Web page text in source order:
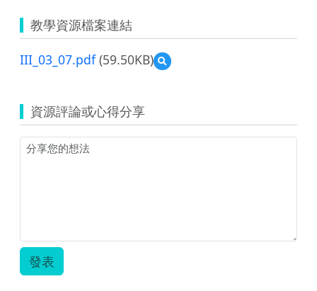
教學資源檔案連結
III_03_07.pdf(59.50KB)
預
覽
資源評論或心得分享
發表